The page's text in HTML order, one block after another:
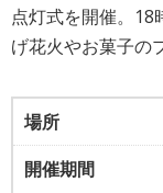
点灯式を開催。18
げ花火やお菓子の
場所
開催期間